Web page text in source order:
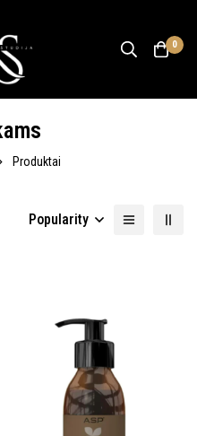
0
Produktai
Popularity